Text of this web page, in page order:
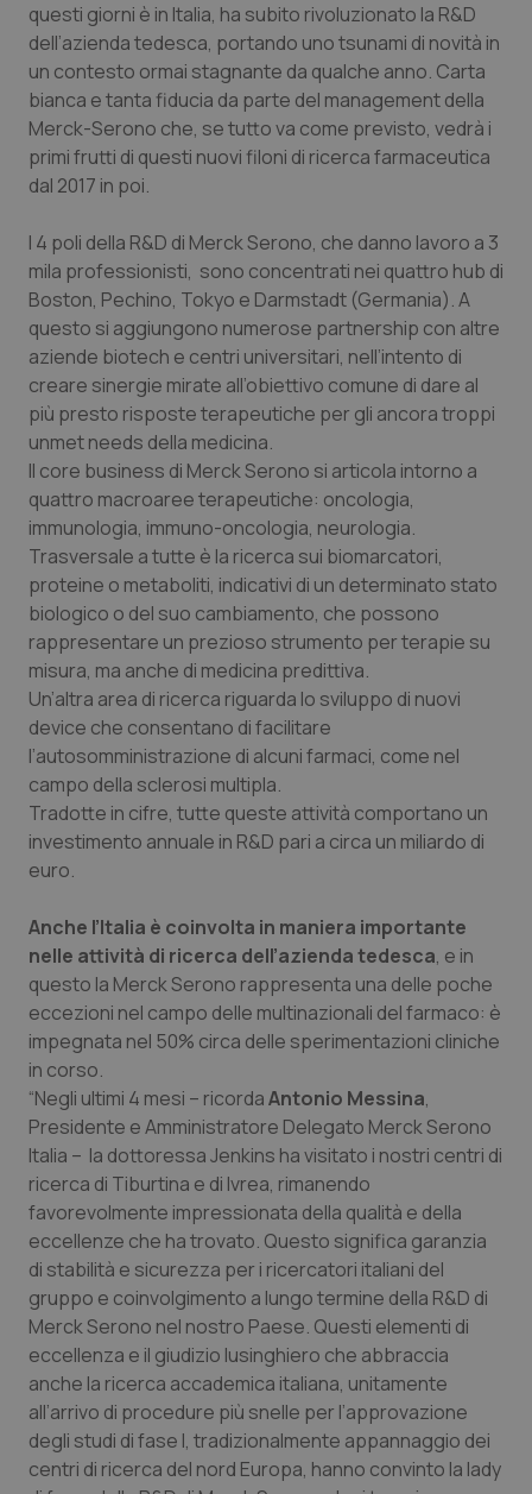
Emilia-Romagna
Friuli Venezia Giulia
Lazio
Lombardia
Marche
Molise
Piemonte
Provincia Autonoma di Bolzano
Provincia Autonoma di Trento
Puglia
Sardegna
Sicilia
Toscana
Valle D’Aosta
Veneto
Colesterolo & coronaropatie
Dermatite Atopica
Diabete & glucometri
Dolore
Donna & Salute
Epatiti
HIV
Infezioni & Febbre
Ipertensione & Scompenso
Malattie rare
Malattia di Crohn & Rettocolite Ulcerosa
Neuroscienze & patologie neurodegenerative
Obesità
Oncodermatologia
Oncoematologia
Oncologia & Nutrizione
Psoriasi & pelle
Quotidiano Cardiologia
Quotidiano Chirurgia
Quotidiano Oncologia
Quotidiano Pediatria
Rene & patologie urogenitali
questi giorni è in Italia, ha subito rivoluzionato la R&D
dell’azienda tedesca, portando uno tsunami di novità in
un contesto ormai stagnante da qualche anno. Carta
bianca e tanta fiducia da parte del managementdella
Merck-Serono che, se tutto va come previsto, vedrà i
primi frutti di questi nuovi filoni di ricerca farmaceutica
dal 2017 in poi.
I 4 poli della R&D di Merck Serono, che danno lavoro a 3
mila professionisti, sono concentrati nei quattro hub di
Boston, Pechino, Tokyo e Darmstadt (Germania). A
questo si aggiungono numerose partnership con altre
aziende biotech e centri universitari, nell’intento di
creare sinergie mirate all’obiettivo comune di dare al
più presto risposte terapeutiche per gli ancora troppi
unmet needs della medicina.
Il core business di Merck Serono si articola intorno a
quattro macroaree terapeutiche: oncologia,
immunologia, immuno-oncologia, neurologia.
Trasversale a tutte è la ricerca sui biomarcatori,
proteine o metaboliti, indicativi di un determinato stato
biologico o del suo cambiamento, che possono
rappresentare un prezioso strumento per terapie su
misura, ma anche di medicina predittiva.
Un’altra area di ricerca riguarda lo sviluppo di nuovi
device che consentano di facilitare
l’autosomministrazione di alcuni farmaci, come nel
campo della sclerosi multipla.
Tradotte in cifre, tutte queste attività comportano un
investimento annuale in R&D pari a circa un miliardo di
euro.
Anche l’Italia è coinvolta in maniera importante
nelle attività di ricerca dell’azienda tedesca, e in
questo la Merck Serono rappresenta una delle poche
eccezioni nel campo delle multinazionali del farmaco: è
impegnata nel 50% circa delle sperimentazioni cliniche
in corso.
“Negli ultimi 4 mesi – ricordaAntonio Messina,
Presidente e Amministratore Delegato Merck Serono
Italia – la dottoressa Jenkins ha visitato i nostri centri di
ricerca di Tiburtina e di Ivrea, rimanendo
favorevolmente impressionata della qualità e della
eccellenze che ha trovato. Questo significa garanzia
di stabilità e sicurezza per i ricercatori italiani del
gruppo e coinvolgimento a lungo termine della R&D di
Merck Serono nel nostro Paese. Questi elementi di
eccellenza e il giudizio lusinghiero che abbraccia
anche la ricerca accademica italiana, unitamente
all’arrivo di procedure più snelle per l’approvazione
degli studi di fase I, tradizionalmente appannaggio dei
centri di ricerca del nord Europa, hanno convinto la lady